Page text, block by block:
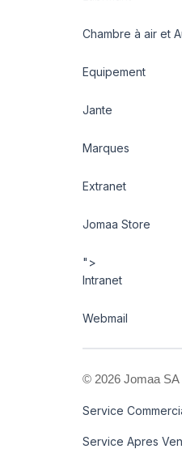
Chambre à air et
Equipement
Jante
Marques
Extranet
Jomaa Store
">
Intranet
Webmail
© 2026 Jomaa
Service
Service Apres